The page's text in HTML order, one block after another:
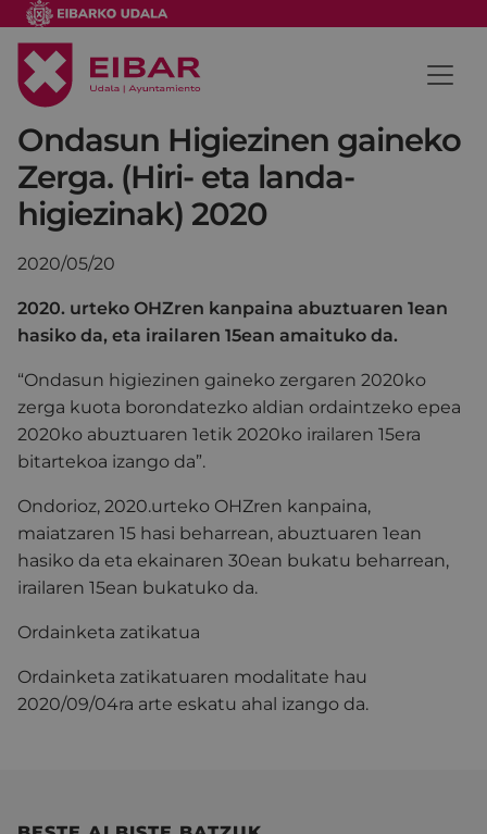
Ondasun Higiezinen gaineko
Zerga. (Hiri- eta landa-
higiezinak) 2020
2020/05/20
2020. urteko OHZren kanpaina abuztuaren 1ean
hasiko da, eta irailaren 15ean amaituko da.
“Ondasun higiezinen gaineko zergaren 2020ko
zerga kuota borondatezko aldian ordaintzeko epea
2020ko abuztuaren 1etik 2020ko irailaren 15era
bitartekoa izango da”.
Ondorioz, 2020.urteko OHZren kanpaina,
maiatzaren 15 hasi beharrean, abuztuaren 1ean
hasiko da eta ekainaren 30ean bukatu beharrean,
irailaren 15ean bukatuko da.
Ordainketa zatikatua
Ordainketa zatikatuaren modalitate hau
2020/09/04ra arte eskatu ahal izango da.